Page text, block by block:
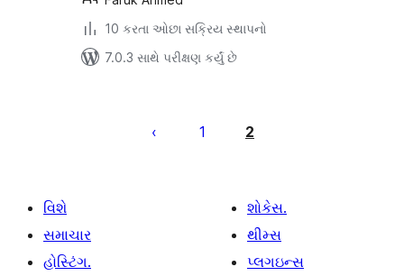
10 કરતા ઓછા સક્રિય સ્થાપનો
7.0.3 સાથે પરીક્ષણ કર્યું છે
1 2
વિશે
સમાચાર
હોસ્ટિંગ.
શોકેસ.
થીમ્સ
પ્લગઇન્સ